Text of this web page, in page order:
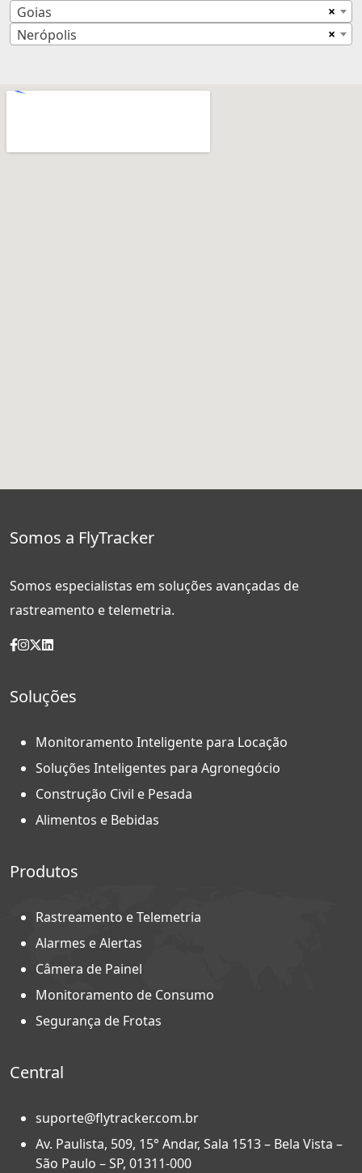
×
Goias
×
Nerópolis
Somos a FlyTracker
Somos especialistas em soluções avançadas de
rastreamento e telemetria.
Soluções
Monitoramento Inteligente para Locação
Soluções Inteligentes para Agronegócio
Construção Civil e Pesada
Alimentos e Bebidas
Produtos
Rastreamento e Telemetria
Alarmes e Alertas
Câmera de Painel
Monitoramento de Consumo
Segurança de Frotas
Central
suporte@flytracker.com.br
Av. Paulista, 509, 15° Andar, Sala 1513 – Bela Vista –
São Paulo – SP, 01311-000